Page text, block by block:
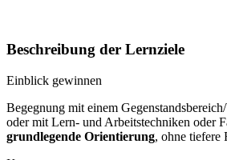
Beschreibung der Lernziele
Einblick gewinnen
Begegnung mit einem
oder mit Lern- und Arbeitstechniken oder
grundlegende Orientierung, ohne tiefere